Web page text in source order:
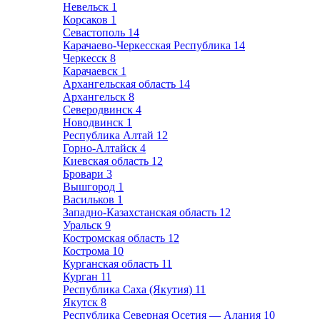
Невельск 1
Корсаков 1
Севастополь 14
Карачаево-Черкесская Республика 14
Черкесск 8
Карачаевск 1
Архангельская область 14
Архангельск 8
Северодвинск 4
Новодвинск 1
Республика Алтай 12
Горно-Алтайск 4
Киевская область 12
Бровари 3
Вышгород 1
Васильков 1
Западно-Казахстанская область 12
Уральск 9
Костромская область 12
Кострома 10
Курганская область 11
Курган 11
Республика Саха (Якутия) 11
Якутск 8
Республика Северная Осетия — Алания 10